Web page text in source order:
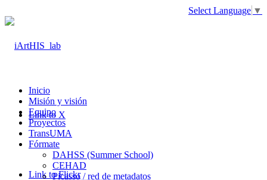
Select Language ▼
Link to X
Link to Flickr
Inicio
Misión y visión
Equipo
Proyectos
TransUMA
Fórmate
DAHSS (Summer School)
CEHAD
Picasso / red de metadatos